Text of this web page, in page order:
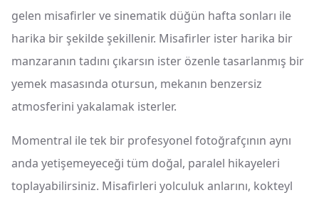
gelen misafirler ve sinematik düğün hafta sonları ile
harika bir şekilde şekillenir. Misafirler ister harika bir
manzaranın tadını çıkarsın ister özenle tasarlanmış bir
yemek masasında otursun, mekanın benzersiz
atmosferini yakalamak isterler.
Momentral ile tek bir profesyonel fotoğrafçının aynı
anda yetişemeyeceği tüm doğal, paralel hikayeleri
toplayabilirsiniz. Misafirleri yolculuk anlarını, kokteyl